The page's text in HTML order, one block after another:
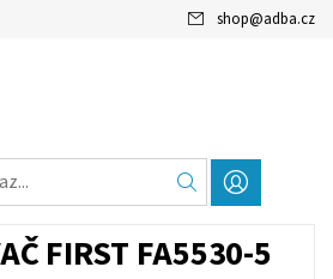
shop@adba.cz
FIRST FA5530-5